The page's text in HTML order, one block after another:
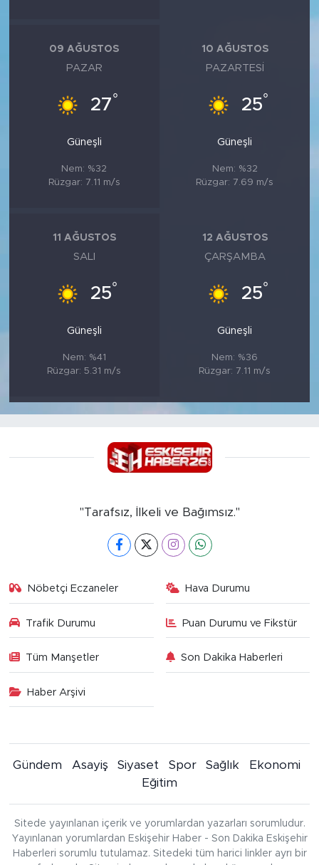
09 AĞUSTOS
PAZAR
27°
Güneşli
Nem: %32
Rüzgar: 7.11 m/s
10 AĞUSTOS
PAZARTESI
25°
Güneşli
Nem: %32
Rüzgar: 7.69 m/s
11 AĞUSTOS
SALI
25°
Güneşli
Nem: %41
Rüzgar: 5.31 m/s
12 AĞUSTOS
ÇARŞAMBA
25°
Güneşli
Nem: %36
Rüzgar: 7.11 m/s
"Tarafsız, İlkeli ve Bağımsız."
Nöbetçi Eczaneler Hava Durumu
Trafik Durumu Puan Durumu ve Fikstür
Tüm Manşetler Son Dakika Haberleri
Haber Arşivi
Gündem Asayiş Siyaset Spor Sağlık
Ekonomi
Eğitim
Sitede yayınlanan içerik ve yorumlardan yazarları sorumludur.
Yayınlanan yorumlardan Eskişehir Haber - Son Dakika Eskişehir
Haberleri sorumlu tutulamaz. Sitedeki tüm harici linkler ayrı bir